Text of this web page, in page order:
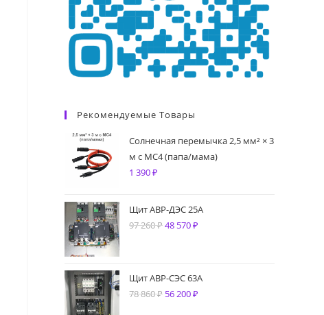
Рекомендуемые Товары
Солнечная перемычка 2,5 мм² × 3
м с MC4 (папа/мама)
1 390₽
Щит АВР-ДЭС 25А
97 260₽Первоначальная
97
260 ₽.
48 570₽
570 ₽.
Щит АВР-СЭС 63А
78 860₽ Первоначальная
56 200₽